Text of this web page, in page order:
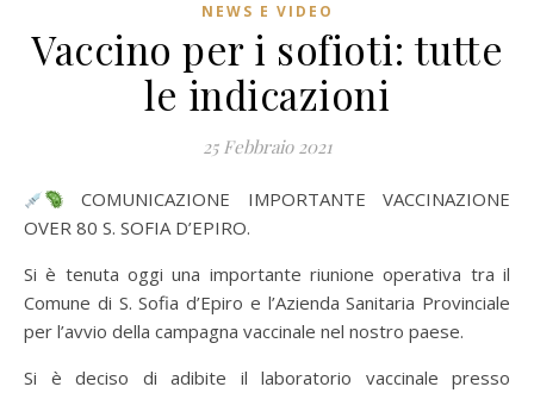
NEWS E VIDEO
Vaccino per i sofioti: tutte
le indicazioni
25 Febbraio 2021
COMUNICAZIONE IMPORTANTE VACCINAZIONE
OVER 80 S. SOFIA D’EPIRO.
Si è tenuta oggi una importante riunione operativa tra il
Comune di S. Sofia d’Epiro e l’Azienda Sanitaria Provinciale
per l’avvio della campagna vaccinale nel nostro paese.
Si è deciso di adibite il laboratorio vaccinale presso